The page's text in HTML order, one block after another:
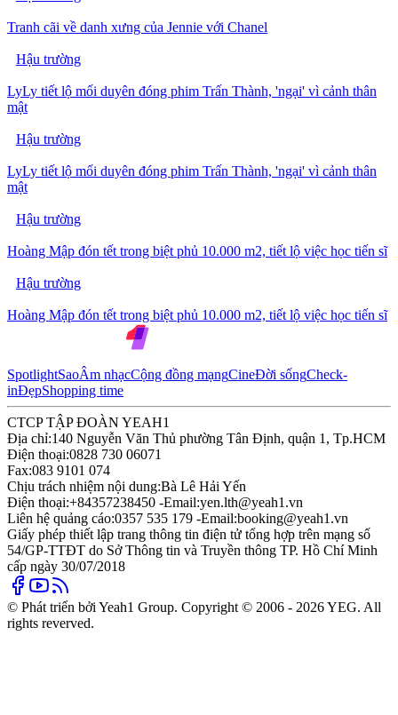
Tranh cãi về danh xưng của Jennie với Chanel
Hậu trường
LyLy tiết lộ mối duyên đóng phim Trấn Thành, 'ngại' vì cảnh thân
mật
Hậu trường
LyLy tiết lộ mối duyên đóng phim Trấn Thành, 'ngại' vì cảnh thân
mật
Hậu trường
Hoàng Mập đón tết trong biệt phủ 10.000 m2, tiết lộ việc học tiến sĩ
Hậu trường
Hoàng Mập đón tết trong biệt phủ 10.000 m2, tiết lộ việc học tiến sĩ
SpotlightSaoÂm nhạcCộng đồng mạngCineĐời sốngCheck-
inĐẹpShopping time
CTCP TẬP ĐOÀN YEAH1
Địa chỉ:140 Nguyễn Văn Thủ phường Tân Định, quận 1, Tp.HCM
Điện thoại:0828 730 06071
Fax:083 9101 074
Chịu trách nhiệm nội dung:Bà Lê Hải Yến
Điện thoại:+84357238450 -Email:yen.lth@yeah1.vn
Liên hệ quảng cáo:0357 535 179 -Email:booking@yeah1.vn
Giấy phép thiết lập trang thông tin điện tử tổng hợp trên mạng số
54/GP-TTĐT do Sở Thông tin và Truyền thông TP. Hồ Chí Minh
cấp ngày 30/07/2018
© Phát triển bởi Yeah1 Group. Copyright © 2006 - 2026 YEG. All
rights reverved.